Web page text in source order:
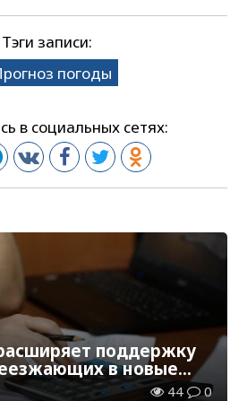
Тэги записи:
погоды
в социальных сетях:
поддержку
в новые
44 0